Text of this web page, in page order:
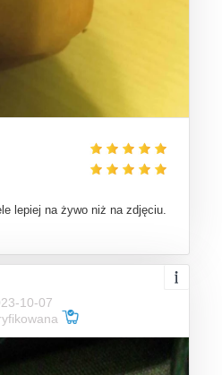
lepiej na żywo niż na zdjęciu.
10-07